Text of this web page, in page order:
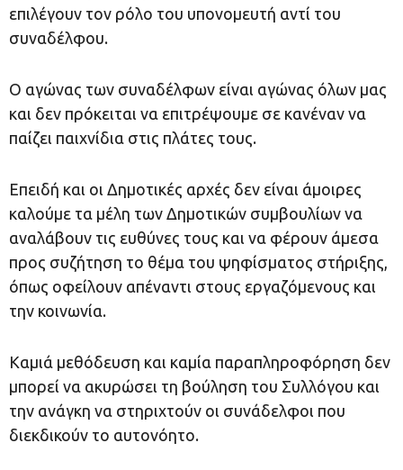
επιλέγουν τον ρόλο του υπονομευτή αντί του
συναδέλφου.
Ο αγώνας των συναδέλφων είναι αγώνας όλων μας
και δεν πρόκειται να επιτρέψουμε σε κανέναν να
παίζει παιχνίδια στις πλάτες τους.
Επειδή και οι Δημοτικές αρχές δεν είναι άμοιρες
καλούμε τα μέλη των Δημοτικών συμβουλίων να
αναλάβουν τις ευθύνες τους και να φέρουν άμεσα
προς συζήτηση το θέμα του ψηφίσματος στήριξης,
όπως οφείλουν απέναντι στους εργαζόμενους και
την κοινωνία.
Καμιά μεθόδευση και καμία παραπληροφόρηση δεν
μπορεί να ακυρώσει τη βούληση του Συλλόγου και
την ανάγκη να στηριχτούν οι συνάδελφοι που
διεκδικούν το αυτονόητο.